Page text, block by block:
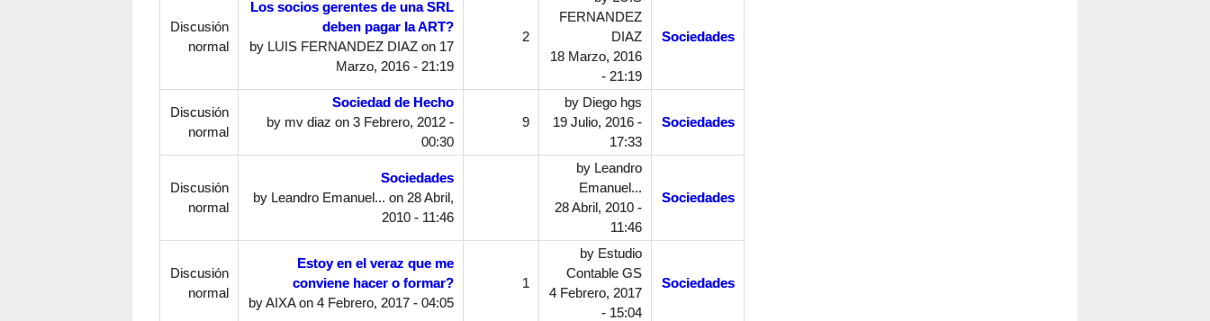
Discusión
normal
Los socios gerentes de una SRL
deben pagar la ART?
by LUIS FERNANDEZ DIAZon 17
Marzo, 2016 - 21:19
2
FERNANDEZ
DIAZ
18 Marzo, 2016
- 21:19
Sociedades
Discusión
normal
Sociedad de Hecho
by mv diaz on 3 Febrero, 2012 -
00:30
9
by Diego hgs
19 Julio, 2016 -
17:33
Sociedades
Discusión
normal
Sociedades
by Leandro Emanuel... on 28 Abril,
2010 - 11:46
by Leandro
Emanuel...
28 Abril, 2010 -
11:46
Sociedades
Discusión
normal
Estoy en el veraz que me
conviene hacer o formar?
byAIXAon 4 Febrero, 2017 - 04:05
1
by Estudio
Contable GS
4 Febrero, 2017
- 15:04
Sociedades